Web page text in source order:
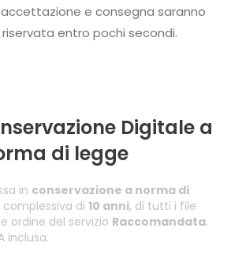
e consegna saranno
disponibili nell'area riservata entro pochi secondi.
Digitale a
di legge
in conservazione a norma di
di 10 anni, di tutti i file
ordine del servizio Raccomandata.
inclusa.